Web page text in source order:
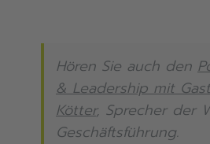
Hören Sie auch den
& Leadership mit
Kötter, Sprecher der
Geschäftsführung.